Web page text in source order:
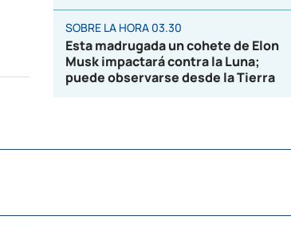
SOBRE LA HORA 03.30
Esta madrugada un cohete de Elon
Musk impactará contra la Luna;
puede observarse desde la Tierra